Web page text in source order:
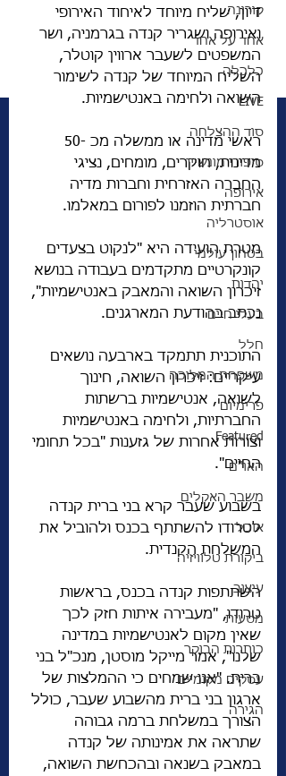
קורונה
אחד על אחד
כלכלה
LIVE
סוד ההצלחה
סיפורי מונשיין
אירופה
אוסטרליה
בטחון עולמי
יהדות
בעלי חיים
חלל
משפחת המלוכה
פרימיום
Featured
האו"ם
משבר האקלים
אוכל
ביקורת טלוויזיה
עיצוב
מסעות
כותרות הבוקר
עסקים מקומיים
הגירה
דיון, שליח מיוחד לאיחוד האירופי
ואירופה ושגריר קנדה בגרמניה, ושר
המשפטים לשעבר ארווין קוטלר,
השליח המיוחד של קנדה לשימור
השואה ולחימה באנטישמיות.
מדינות, חוקרים, מומחים, נציגי
החברה האזרחית וחברות מדיה
חברתית הוזמנו לפורום במאלמו.
מטרת הועידה היא "לנקוט בצעדים
קונקרטיים מתקדמים בעבודה בנושא
זיכרון השואה והמאבק באנטישמיות",
נכתב בהודעת המארגנים.
התוכנית תתמקד בארבעה נושאים
עיקריים: זיכרון השואה, חינוך
לשואה, אנטישמיות ברשתות
החברתיות, ולחימה באנטישמיות
וצורות אחרות של גזענות "בכל תחומי
החיים".
בשבוע שעבר קרא בני ברית קנדה
לטרודו להשתתף בכנס ולהוביל את
המשלחת הקנדית.
השתתפות קנדה בכנס, בראשות
טרודו, "מעבירה איתות חזק לכך
שאין מקום לאנטישמיות במדינה
שלנו", אמר מייקל מוסטן, מנכ"ל בני
ברית. "אנו שמחים כי ההמלצות של
ארגון בני ברית מהשבוע שעבר, כולל
הצורך במשלחת ברמה גבוהה
שתראה את אמינותה של קנדה
במאבק בשנאה ובהכחשת השואה,